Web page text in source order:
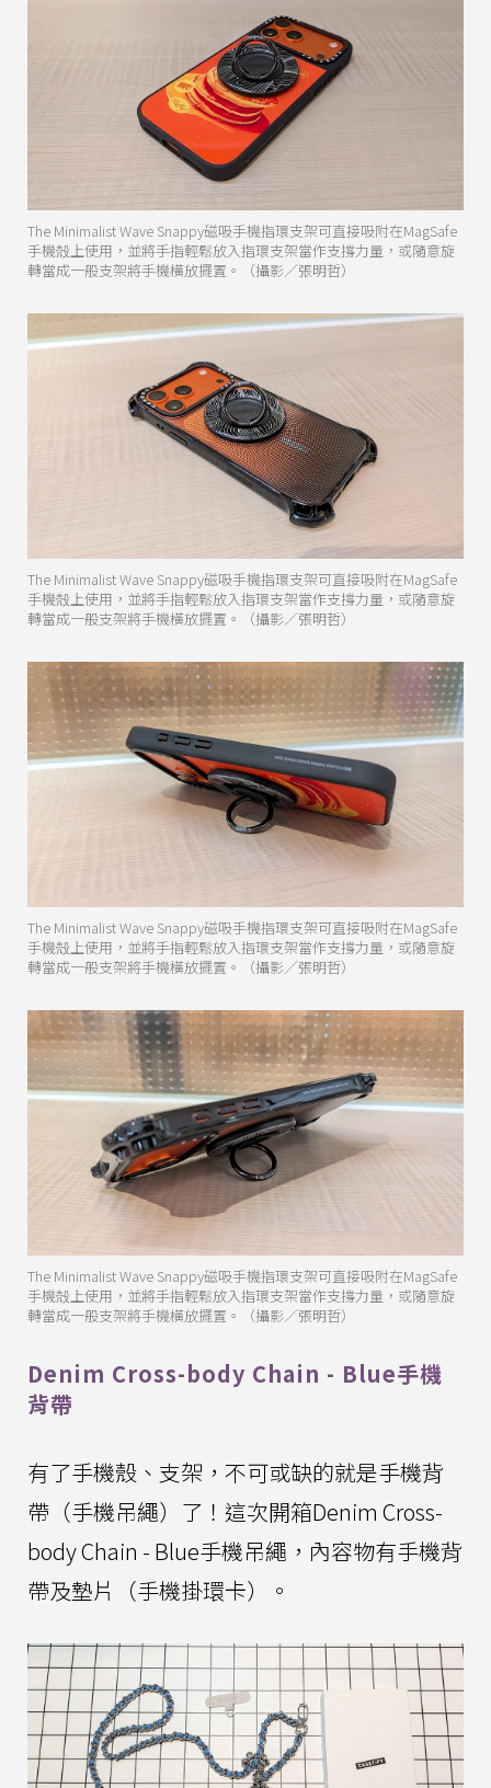
The Minimalist Wave Snappy磁吸手機指環支架可直接吸附在MagSafe
手機殻上使用，並將手指輕鬆放入指環支架當作支撐力量，或隨意旋
轉當成一般支架將手機橫放擺置。（攝影／張明哲）
The Minimalist Wave Snappy磁吸手機指環支架可直接吸附在MagSafe
手機殻上使用，並將手指輕鬆放入指環支架當作支撐力量，或隨意旋
轉當成一般支架將手機橫放擺置。（攝影／張明哲）
The Minimalist Wave Snappy磁吸手機指環支架可直接吸附在MagSafe
手機殻上使用，並將手指輕鬆放入指環支架當作支撐力量，或隨意旋
轉當成一般支架將手機橫放擺置。（攝影／張明哲）
The Minimalist Wave Snappy磁吸手機指環支架可直接吸附在MagSafe
手機殻上使用，並將手指輕鬆放入指環支架當作支撐力量，或隨意旋
轉當成一般支架將手機橫放擺置。（攝影／張明哲）
Denim Cross-body Chain - Blue手機
背帶
有了手機殼、支架，不可或缺的就是手機背
帶（手機吊繩）了！這次開箱Denim Cross-
body Chain - Blue手機吊繩，內容物有手機背
帶及墊片（手機掛環卡）。